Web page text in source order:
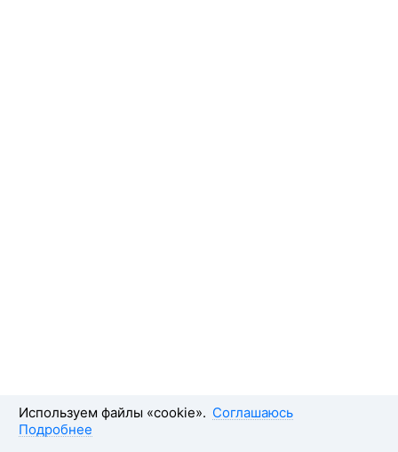
Используем файлы «cookie». Соглашаюсь
Подробнее